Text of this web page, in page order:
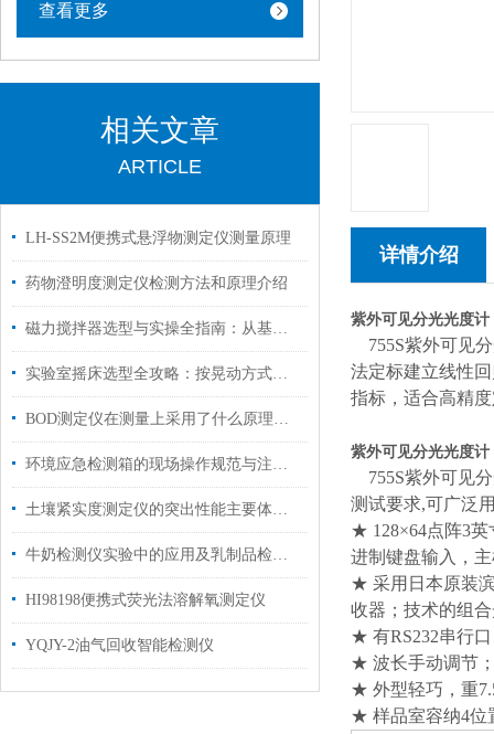
查看更多
相关文章
ARTICLE
LH-SS2M便携式悬浮物测定仪测量原理
药物澄明度测定仪检测方法和原理介绍
磁力搅拌器选型与实操全指南：从基础操作到多场景应用解析
实验室摇床选型全攻略：按晃动方式、实验场景、样品形态精准选购
BOD测定仪在测量上采用了什么原理你清楚吗？
环境应急检测箱的现场操作规范与注意事项
土壤紧实度测定仪的突出性能主要体现在什么地方？
牛奶检测仪实验中的应用及乳制品检测仪相关实验方法
HI98198便携式荧光法溶解氧测定仪
YQJY-2油气回收智能检测仪
详情介绍
紫外可见分光光度计
755S紫外可见
法定标建立线性
指标，适合高精
紫外可见分光光度
755S紫外可见
测试要求,可广泛
★ 128×64点阵3英
进制键盘输入，
★ 采用日本原装
收器；技术的组
★ 有RS232串行
★ 波长手动调节
★ 外型轻巧，重
★ 样品室容纳4位